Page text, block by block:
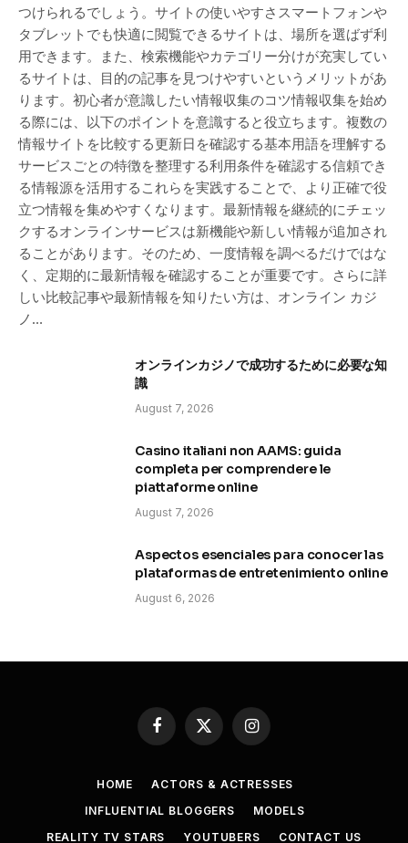
つけられるでしょう。サイトの使いやすさスマートフォンや
タブレットでも快適に閲覧できるサイトは、場所を選ばず利
用できます。また、検索機能やカテゴリー分けが充実してい
るサイトは、目的の記事を見つけやすいというメリットがあ
ります。初心者が意識したい情報収集のコツ情報収集を始め
る際には、以下のポイントを意識すると役立ちます。複数の
情報サイトを比較する更新日を確認する基本用語を理解する
サービスごとの特徴を整理する利用条件を確認する信頼でき
る情報源を活用するこれらを実践することで、より正確で役
立つ情報を集めやすくなります。最新情報を継続的にチェッ
クするオンラインサービスは新機能や新しい情報が追加され
ることがあります。そのため、一度情報を調べるだけではな
く、定期的に最新情報を確認することが重要です。さらに詳
しい比較記事や最新情報を知りたい方は、オンライン カジ
ノ…
オンラインカジノで成功するために必要な知
識
August 7, 2026
Casino italiani non AAMS: guida
completa per comprendere le
piattaforme online
August 7, 2026
Aspectos esenciales para conocer las
plataformas de entretenimiento online
August 6, 2026
Facebook
X
(Twitter)
Instagram
HOME
ACTORS & ACTRESSES
INFLUENTIAL BLOGGERS
MODELS
REALITY TV STARS
YOUTUBERS CONTACT US